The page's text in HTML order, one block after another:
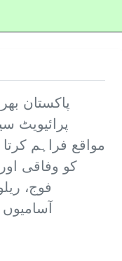
پرائیویٹ
مواقع فراہم
کو وفاقی
فوج،